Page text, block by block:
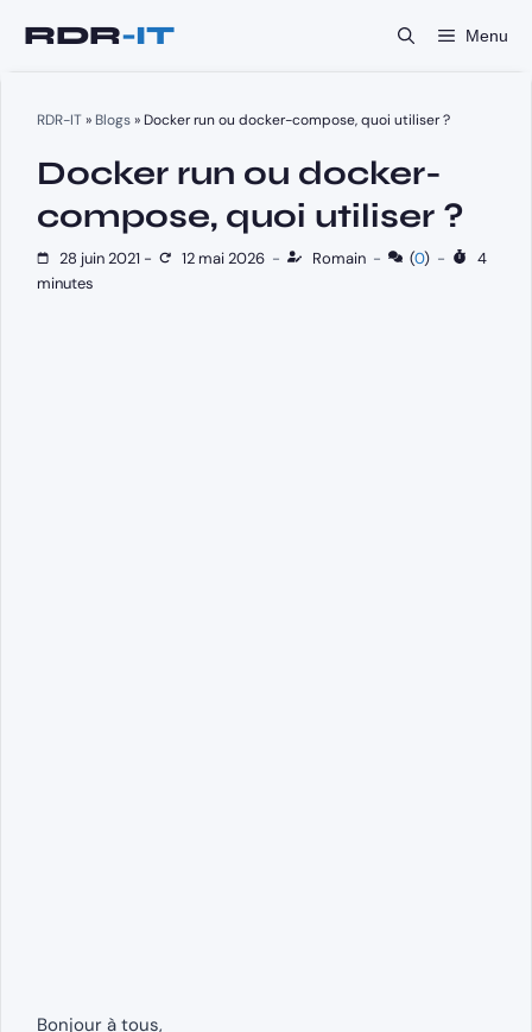
Menu
RDR-IT» Blogs» Docker run ou docker-compose, quoi utiliser ?
Docker run ou docker-
compose, quoi utiliser ?
28 juin 2021 - 12 mai 2026 - Romain - (0) -
4
minutes
Bonjour à tous,